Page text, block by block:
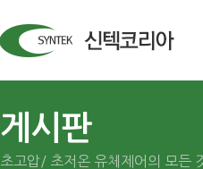
게시판
초고압/ 초저온 유체제어의 모든